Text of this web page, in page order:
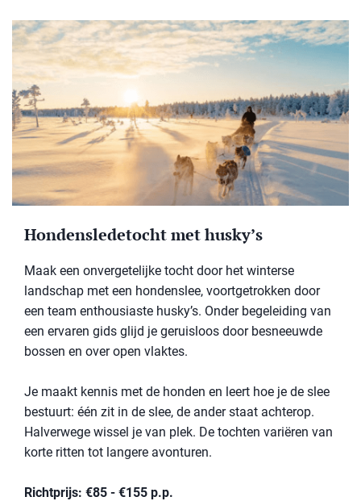
Hondensledetocht met husky’s
Maak een onvergetelijke tocht door het winterse
landschap met een hondenslee, voortgetrokken door
een team enthousiaste husky’s. Onder begeleiding van
een ervaren gids glijd je geruisloos door besneeuwde
bossen en over open vlaktes.
Je maakt kennis met de honden en leert hoe je de slee
bestuurt: één zit in de slee, de ander staat achterop.
Halverwege wissel je van plek. De tochten variëren van
korte ritten tot langere avonturen.
Richtprijs: €85 - €155 p.p.